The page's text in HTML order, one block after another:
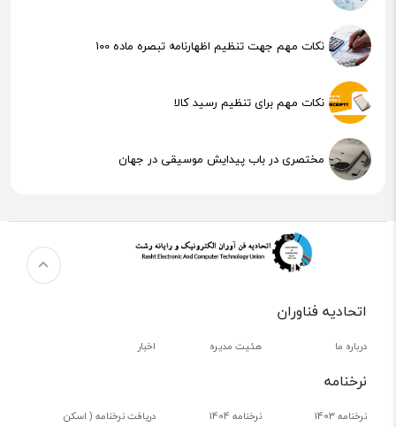
نکات مهم جهت تنظیم اظهارنامه تبصره ماده 100
نکات مهم برای تنظیم رسید کالا
مختصری در باب پیدایش موسیقی در جهان
اتحادیه فناوران
درباره ما هئیت مدیره اخبار
نرخنامه
نرخنامه 1403 نرخنامه 1404
دریافت نرخنامه ( اسکن